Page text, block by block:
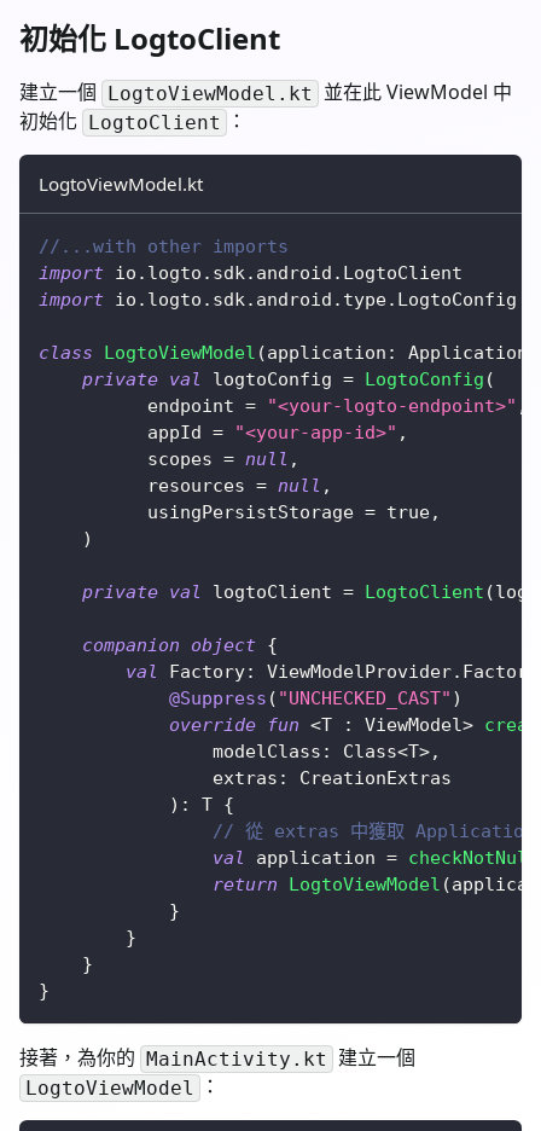
初始化 LogtoClient
建立一個 LogtoViewModel.kt
並在此 ViewModel 中
初始化 LogtoClient ：
LogtoViewModel.kt
//...with other imports
import io . logto . sdk. android . LogtoClient
import io . logto . sdk. android . type. LogtoConfig
class LogtoViewModel (application : Application
private val logtoConfig = LogtoConfig (
          endpoint
= "<your-logto-endpoint>" ,
          appId
= "<your-app-id>" ,
          scopes
= null ,
          resources
= null ,
          usingPersistStorage
= true,
)
private val logtoClient = LogtoClient (
companion object {
val
Factory: ViewModelProvider.
@Suppress ( "UNCHECKED_CAST" )
override
fun <T : ViewModel>
                modelClass
: Class<T>,
                extras
:
CreationExtras
) : T {
// 從 extras 中獲取 Application
val
application = checkNotNull
return
LogtoViewModel (
}
}
}
}
接著，為你的 MainActivity.kt 建立一個
LogtoViewModel ：